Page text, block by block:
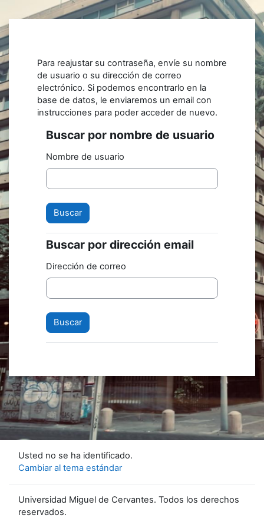
Salta al contenido principal
Para reajustar su contraseña, envíe su nombre
de usuario o su dirección de correo
electrónico. Si podemos encontrarlo en la
base de datos, le enviaremos un email con
instrucciones para poder acceder de nuevo.
Buscar por nombre de usuario
Buscar por nombre de usuario
Nombre de usuario
Buscar por dirección email
Buscar por dirección email
Dirección de correo
Usted no se ha identificado.
Cambiar al tema estándar
Universidad Miguel de Cervantes. Todos los derechos
reservados.